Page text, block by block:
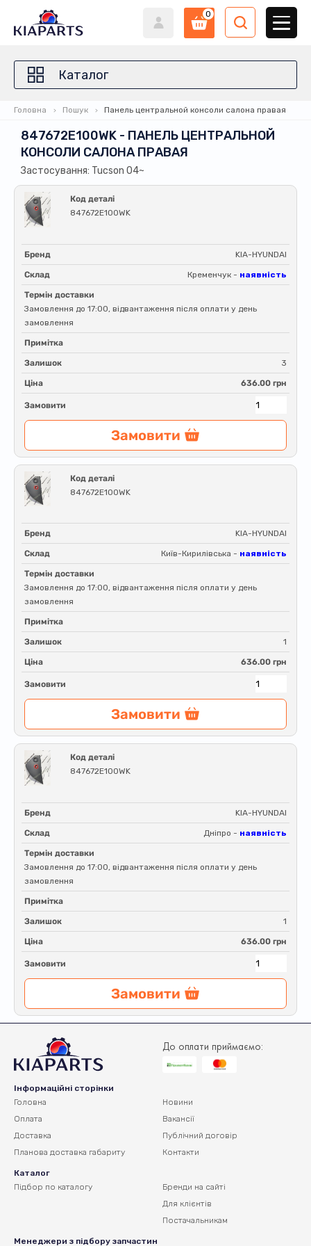
0
Каталог
Головна Пошук Панель центральной консоли салона правая
847672E100WK - ПАНЕЛЬ ЦЕНТРАЛЬНОЙ
КОНСОЛИ САЛОНА ПРАВАЯ
Застосування: Tucson 04~
Код деталі
847672E100WK
Бренд KIA-HYUNDAI
Склад Кременчук - наявність
Термін доставки
Замовлення до 17:00, відвантаження після оплати у день
замовлення
Примітка
Залишок 3
Ціна 636.00 грн
Замовити
Замовити
Код деталі
847672E100WK
Бренд KIA-HYUNDAI
Склад Київ-Кирилівська - наявність
Термін доставки
Замовлення до 17:00, відвантаження після оплати у день
замовлення
Примітка
Залишок 1
Ціна 636.00 грн
Замовити
Замовити
Код деталі
847672E100WK
Бренд KIA-HYUNDAI
Склад Дніпро - наявність
Термін доставки
Замовлення до 17:00, відвантаження після оплати у день
замовлення
Примітка
Залишок 1
Ціна 636.00 грн
Замовити
Замовити
До оплати приймаємо:
Інформаційні сторінки
Головна
Оплата
Доставка
Планова доставка габариту
Новини
Вакансії
Публічний договір
Контакти
Каталог
Підбор по каталогу
Бренди на сайті
Для клієнтів
Постачальникам
Менеджери з підбору запчастин